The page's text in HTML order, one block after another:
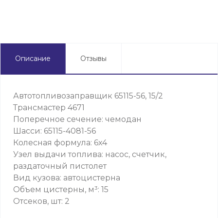
Описание Отзывы
Автотопливозаправщик 65115-56, 15/2
Трансмастер 4671
Поперечное сечение: чемодан
Шасси: 65115-4081-56
Колесная формула: 6x4
Узел выдачи топлива: насос, счетчик,
раздаточный пистолет
Вид кузова: автоцистерна
Объем цистерны, м³: 15
Отсеков, шт: 2